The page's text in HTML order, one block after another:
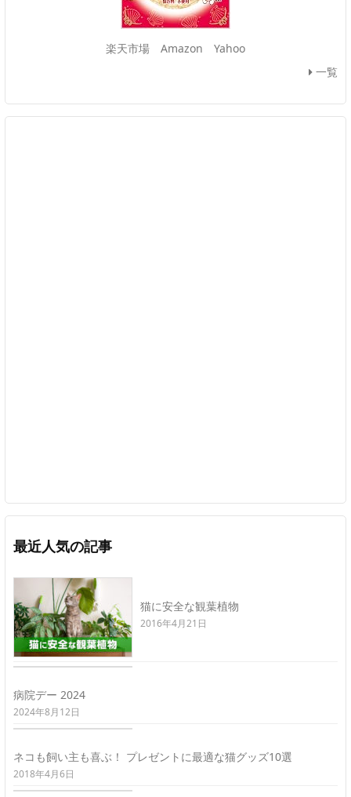
楽天市場 Amazon
Yahoo
一覧
最近人気の記事
猫に安全な観葉植物
2016年4月21日
病院デー 2024
2024年8月12日
ネコも飼い主も喜ぶ！ プレゼントに最適な猫グッズ10選
2018年4月6日